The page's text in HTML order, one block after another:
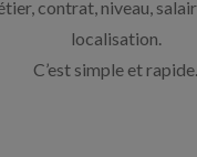
contrat, niveau,
localisation.
C’est simple et rapide.